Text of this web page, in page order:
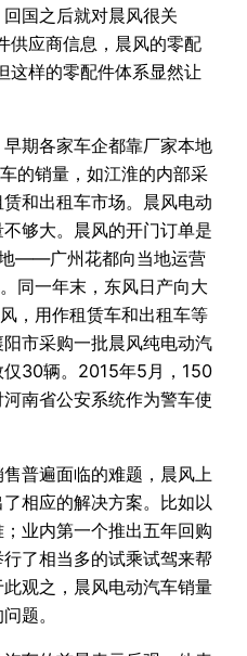
国之后就对晨风很关
供应商信息，晨风的零配
这样的零配件体系显然让
期各家车企都靠厂家本地
的销量，如江淮的内部采
和出租车市场。晨风电动
够大。晨风的开门订单是
——广州花都向当地运营
同一年末，东风日产向大
，用作租赁车和出租车等
市采购一批晨风纯电动汽
30辆。2015年5月，150
南省公安系统作为警车使
普遍面临的难题，晨风上
相应的解决方案。比如以
业内第一个推出五年回购
了相当多的试乘试驾来帮
观之，晨风电动汽车销量
题。